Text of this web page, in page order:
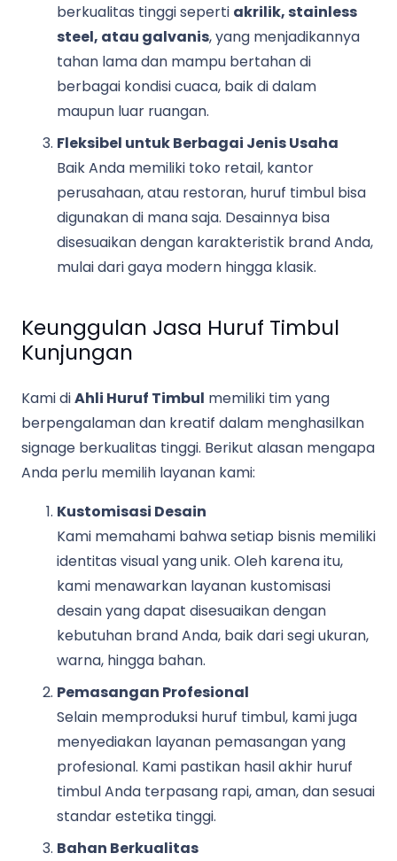
berkualitas tinggi seperti akrilik, stainless
steel, atau galvanis, yang menjadikannya
tahan lama dan mampu bertahan di
berbagai kondisi cuaca, baik di dalam
maupun luar ruangan.
Fleksibel untuk Berbagai Jenis Usaha
Baik Anda memiliki toko retail, kantor
perusahaan, atau restoran, huruf timbul bisa
digunakan di mana saja. Desainnya bisa
disesuaikan dengan karakteristik brand Anda,
mulai dari gaya modern hingga klasik.
Keunggulan Jasa Huruf Timbul
Kunjungan
Kami diAhli Huruf Timbul memiliki tim yang
berpengalaman dan kreatif dalam menghasilkan
signage berkualitas tinggi. Berikut alasan mengapa
Anda perlu memilih layanan kami:
Kustomisasi Desain
Kami memahami bahwa setiap bisnis memiliki
identitas visual yang unik. Oleh karena itu,
kami menawarkan layanan kustomisasi
desain yang dapat disesuaikan dengan
kebutuhan brand Anda, baik dari segi ukuran,
warna, hingga bahan.
Pemasangan Profesional
Selain memproduksi huruf timbul, kami juga
menyediakan layanan pemasangan yang
profesional. Kami pastikan hasil akhir huruf
timbul Anda terpasang rapi, aman, dan sesuai
standar estetika tinggi.
Bahan Berkualitas